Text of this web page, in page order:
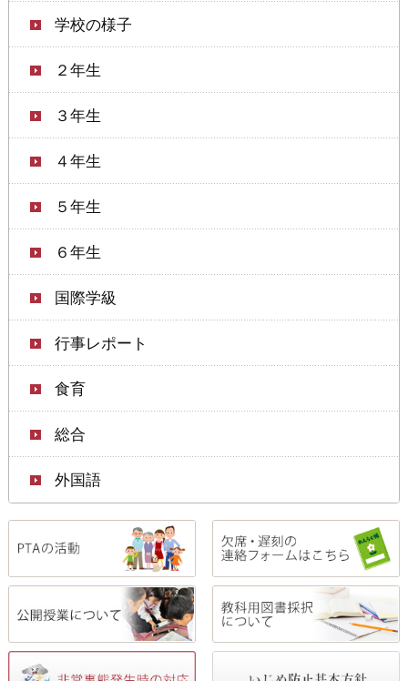
学校の様子
２年生
３年生
４年生
５年生
６年生
国際学級
行事レポート
食育
総合
外国語